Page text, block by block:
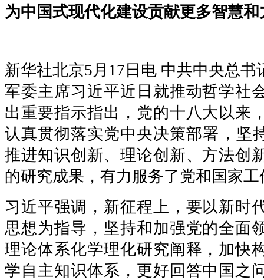
为中国式现代化建设贡献更多智慧和
新华社北京5月17日电 中共中央总书
军委主席习近平近日就推动哲学社
出重要指示指出，党的十八大以来
认真贯彻落实党中央决策部署，坚
推进知识创新、理论创新、方法创
的研究成果，有力服务了党和国家工
习近平强调，新征程上，要以新时
思想为指导，坚持和加强党的全面
理论体系化学理化研究阐释，加快
学自主知识体系，更好回答中国之